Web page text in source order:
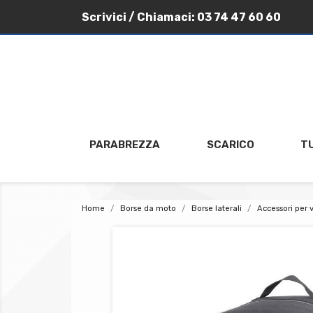
Scrivici / Chiamaci: 03 74 47 60 60
PARABREZZA SCARICO
Home Borse da moto Borse laterali Accessori per